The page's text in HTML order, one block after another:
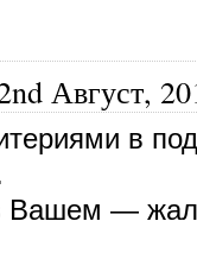
Август,
в
Вашем —